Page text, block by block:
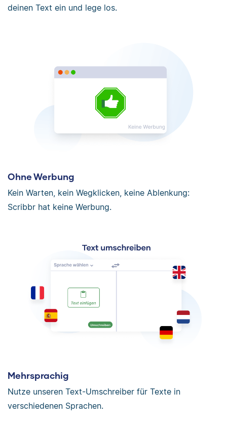
deinen Text ein und lege los.
Ohne Werbung
Kein Warten, kein Wegklicken, keine Ablenkung:
Scribbr hat keine Werbung.
Mehrsprachig
Nutze unseren Text-Umschreiber für Texte in
verschiedenen Sprachen.